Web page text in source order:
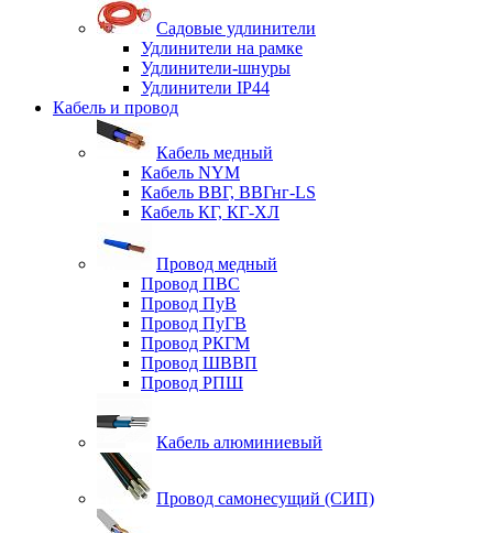
Садовые удлинители
Удлинители на рамке
Удлинители-шнуры
Удлинители IP44
Кабель и провод
Кабель медный
Кабель NYM
Кабель ВВГ, ВВГнг-LS
Кабель КГ, КГ-ХЛ
Провод медный
Провод ПВС
Провод ПуВ
Провод ПуГВ
Провод РКГМ
Провод ШВВП
Провод РПШ
Кабель алюминиевый
Провод самонесущий (СИП)